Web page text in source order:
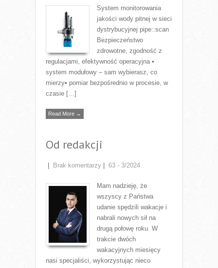
System monitorowania
jakości wody pitnej w sieci
dystrybucyjnej pipe::scan
Bezpieczeństwo
zdrowotne, zgodność z
regulacjami, efektywność operacyjna •
system modułowy – sam wybierasz, co
mierzy• pomiar bezpośrednio w procesie, w
czasie […]
Read More →
Od redakcji
Brak komentarzy 63 - 3/2024
Mam nadzieję, że
wszyscy z Państwa
udanie spędzili wakacje i
nabrali nowych sił na
drugą połowę roku. W
trakcie dwóch
wakacyjnych miesięcy
nasi specjaliści, wykorzystując nieco